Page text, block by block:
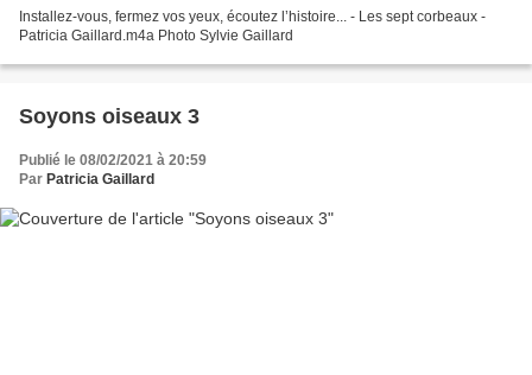
Installez-vous, fermez vos yeux, écoutez l’histoire... - Les sept corbeaux -
Patricia Gaillard.m4a Photo Sylvie Gaillard
Soyons oiseaux 3
Publié le 08/02/2021 à 20:59
Par Patricia Gaillard